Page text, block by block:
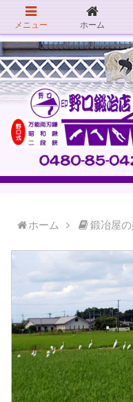
ホーム 鍛冶屋
メニュー ホーム